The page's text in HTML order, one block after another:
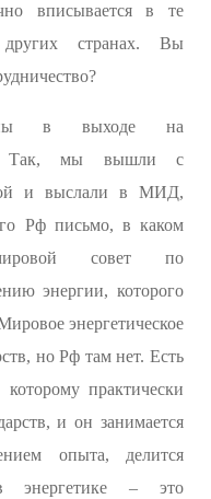
вписывается в те
странах. Вы
в выходе на
Так, мы вышли с
и выслали в МИД,
Рф письмо, в каком
совет по
энергии, которого
энергетическое
но Рф там нет. Есть
практически
и он занимается
опыта, делится
энергетике – это